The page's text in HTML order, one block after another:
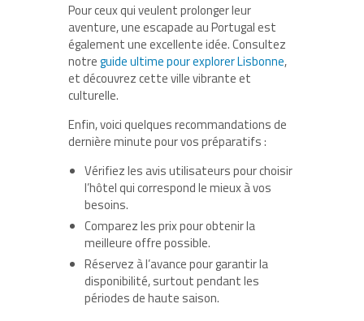
Pour ceux qui veulent prolonger leur
aventure, une escapade au Portugal est
également une excellente idée. Consultez
notreguide ultime pour explorer Lisbonne,
et découvrez cette ville vibrante et
culturelle.
Enfin, voici quelques recommandations de
dernière minute pour vos préparatifs :
Vérifiez les avis utilisateurs pour choisir
l’hôtel qui correspond le mieux à vos
besoins.
Comparez les prix pour obtenir la
meilleure offre possible.
Réservez à l’avance pour garantir la
disponibilité, surtout pendant les
périodes de haute saison.